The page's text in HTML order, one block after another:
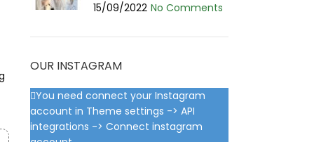
15/09/2022 No Comments
OUR INSTAGRAM
You need connect your Instagram
account in Theme settings -> API
integrations -> Connect instagram